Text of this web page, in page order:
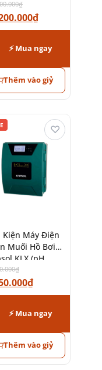
₫
₫
⚡ Mua ngay
Thêm vào giỷ
Kiện Máy Điện
Muối Hồ Bơi
KLX (pH,
WiFi)
₫
₫
⚡ Mua ngay
Thêm vào giỷ
♡